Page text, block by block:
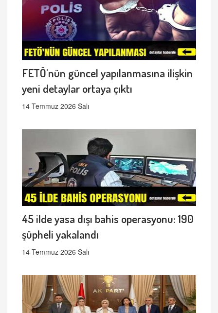
FETÖ'nün güncel yapılanmasına ilişkin
yeni detaylar ortaya çıktı
14 Temmuz 2026 Salı
45 ilde yasa dışı bahis operasyonu: 190
şüpheli yakalandı
14 Temmuz 2026 Salı